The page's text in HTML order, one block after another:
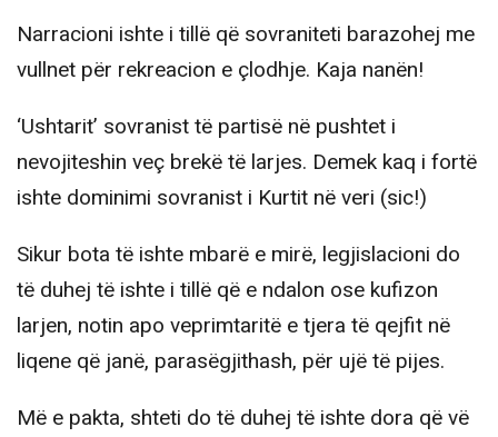
Narracioni ishte i tillë që sovraniteti barazohej me
vullnet për rekreacion e çlodhje. Kaja nanën!
‘Ushtarit’ sovranist të partisë në pushtet i
nevojiteshin veç brekë të larjes. Demek kaq i fortë
ishte dominimi sovranist i Kurtit në veri (sic!)
Sikur bota të ishte mbarë e mirë, legjislacioni do
të duhej të ishte i tillë që e ndalon ose kufizon
larjen, notin apo veprimtaritë e tjera të qejfit në
liqene që janë, parasëgjithash, për ujë të pijes.
Më e pakta, shteti do të duhej të ishte dora që vë